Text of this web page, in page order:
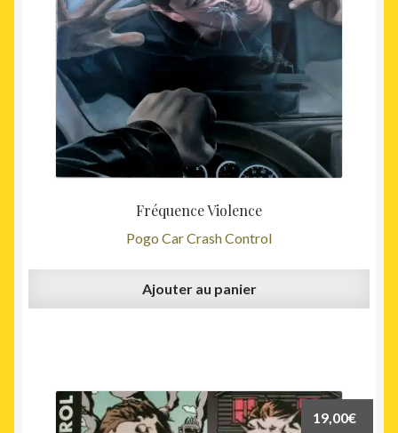
Fréquence Violence
Pogo Car Crash Control
Ajouter au panier
19,00€